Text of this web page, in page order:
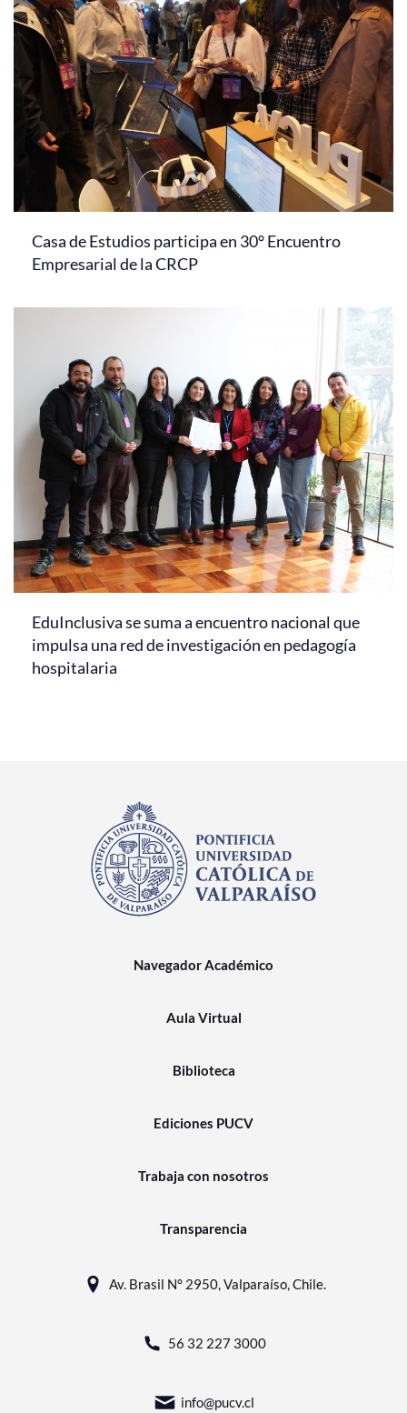
Casa de Estudios participa en 30° Encuentro
Empresarial de la CRCP
EduInclusiva se suma a encuentro nacional que
impulsa una red de investigación en pedagogía
hospitalaria
Navegador Académico
Aula Virtual
Biblioteca
Ediciones PUCV
Trabaja con nosotros
Transparencia
Av. Brasil N° 2950, Valparaíso, Chile.
56 32 227 3000
info@pucv.cl